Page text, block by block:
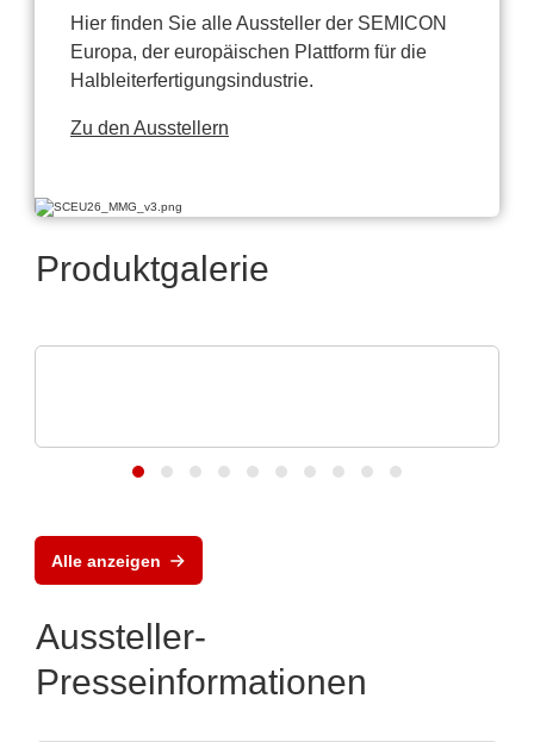
Hier finden Sie alle Aussteller der SEMICON
Europa, der europäischen Plattform für die
Halbleiterfertigungsindustrie.
Zu den Ausstellern
Produktgalerie
Alle anzeigen
Aussteller-
Presseinformationen